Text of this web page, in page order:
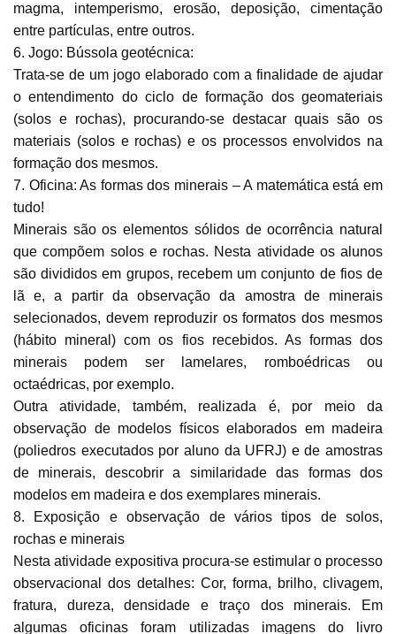
magma, intemperismo, erosão, deposição, cimentação
entre partículas, entre outros.
6. Jogo: Bússola geotécnica:
Trata-se de um jogo elaborado com a finalidade de ajudar
o entendimento do ciclo de formação dos geomateriais
(solos e rochas), procurando-se destacar quais são os
materiais (solos e rochas) e os processos envolvidos na
formação dos mesmos.
7. Oficina: As formas dos minerais – A matemática está em
tudo!
Minerais são os elementos sólidos de ocorrência natural
que compõem solos e rochas. Nesta atividade os alunos
são divididos em grupos, recebem um conjunto de fios de
lã e, a partir da observação da amostra de minerais
selecionados, devem reproduzir os formatos dos mesmos
(hábito mineral) com os fios recebidos. As formas dos
minerais podem ser lamelares, romboédricas ou
octaédricas, por exemplo.
Outra atividade, também, realizada é, por meio da
observação de modelos físicos elaborados em madeira
(poliedros executados por aluno da UFRJ) e de amostras
de minerais, descobrir a similaridade das formas dos
modelos em madeira e dos exemplares minerais.
8. Exposição e observação de vários tipos de solos,
rochas e minerais
Nesta atividade expositiva procura-se estimular o processo
observacional dos detalhes: Cor, forma, brilho, clivagem,
fratura, dureza, densidade e traço dos minerais. Em
algumas oficinas foram utilizadas imagens do livro